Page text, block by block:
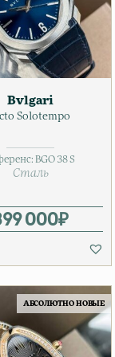
Bvlgari
Solotempo
BGO 38 S
Сталь
000₽
АБСОЛЮТНО НОВЫЕ